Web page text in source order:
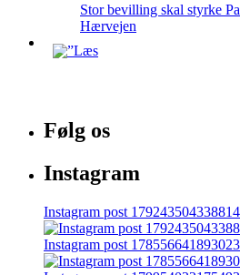
Stor bevilling skal styrke
Hærvejen
Følg os
Instagram
Instagram post
Instagram post